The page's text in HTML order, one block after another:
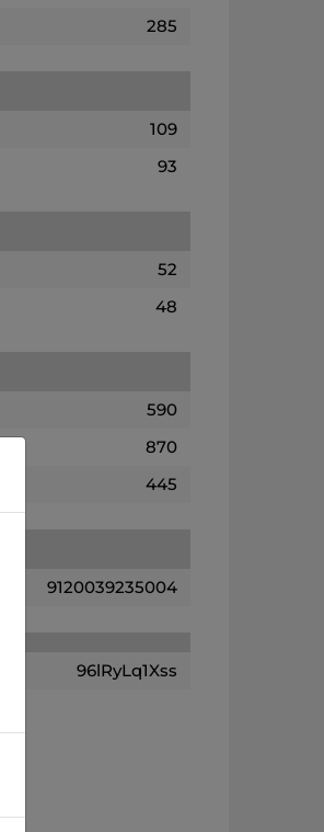
285
109
93
52
48
590
870
445
9120039235004
96lRyLq1Xss